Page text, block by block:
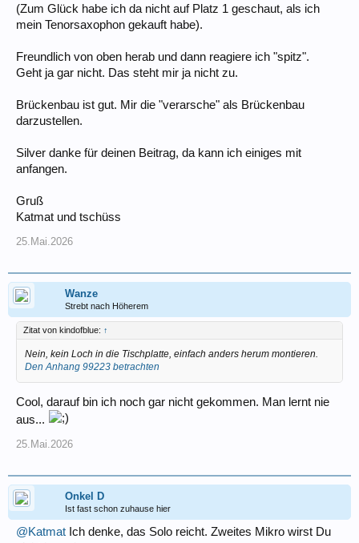
(Zum Glück habe ich da nicht auf Platz 1 geschaut, als ich
mein Tenorsaxophon gekauft habe).
Freundlich von oben herab und dann reagiere ich "spitz".
Geht ja gar nicht. Das steht mir ja nicht zu.
Brückenbau ist gut. Mir die "verarsche" als Brückenbau
darzustellen.
Silver danke für deinen Beitrag, da kann ich einiges mit
anfangen.
Gruß
Katmat und tschüss
25.Mai.2026
Wanze
Strebt nach Höherem
Zitat von kindofblue: ↑
Nein, kein Loch in die Tischplatte, einfach anders herum montieren.
Den Anhang 99223 betrachten
Cool, darauf bin ich noch gar nicht gekommen. Man lernt nie
aus...
25.Mai.2026
Onkel D
Ist fast schon zuhause hier
@Katmat Ich denke, das Solo reicht. Zweites Mikro wirst Du